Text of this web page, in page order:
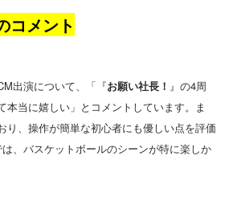
コメント
出演について、「『お願い社長！ 』の4周
本当に嬉しい」とコメントしています。ま
り、操作が簡単な初心者にも優しい点を評価
、バスケットボールのシーンが特に楽しか